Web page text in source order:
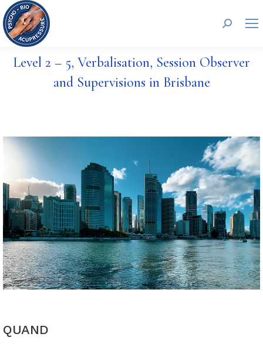
Level 2 – 5, Verbalisation, Session Observer
and Supervisions in Brisbane
QUAND